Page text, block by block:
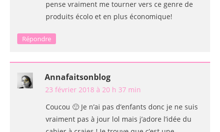
pense vraiment me tourner vers ce genre de
produits écolo et en plus économique!
Répondre
Annafaitsonblog
23 février 2018 à 20 h 37 min
Coucou 🙂 Je n’ai pas d’enfants donc je ne suis
vraiment pas à jour lol mais j’adore l’idée du